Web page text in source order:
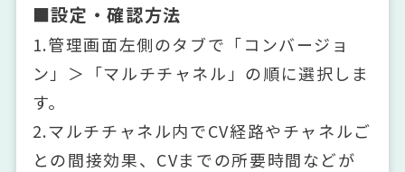
■設定・確認方法
1.管理画面左側のタブで「コンバージョ
ン」＞「マルチチャネル」の順に選択しま
す。
2.マルチチャネル内でCV経路やチャネルご
との間接効果、CVまでの所要時間などが